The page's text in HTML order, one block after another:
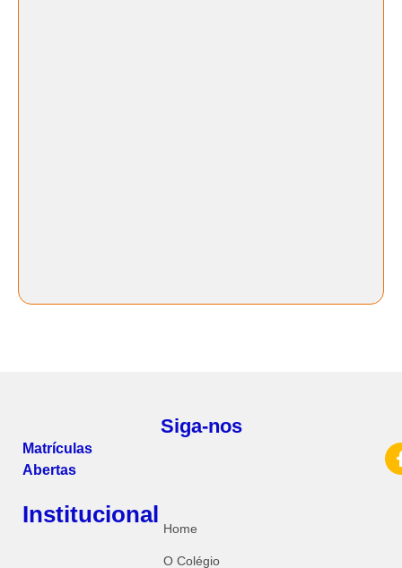
Matrículas
Abertas
Siga-nos
Institucional
Home
O Colégio